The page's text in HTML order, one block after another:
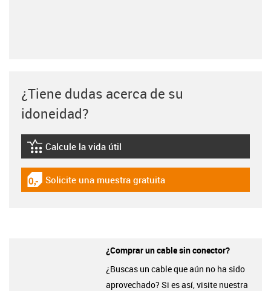
¿Tiene dudas acerca de su
idoneidad?
igus-icon-lebensdauerrechner
Calcule la vida útil
igus-icon-gratismuster
Solicite una muestra gratuita
¿Comprar un cable sin conector?
¿Buscas un cable que aún no ha sido
aprovechado? Si es así, visite nuestra